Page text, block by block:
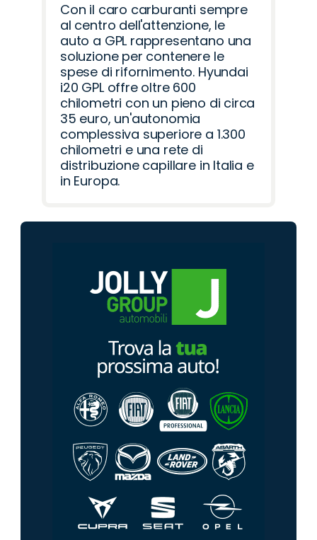
Con il caro carburanti sempre
al centro dell'attenzione, le
auto a GPL rappresentano una
soluzione per contenere le
spese di rifornimento. Hyundai
i20 GPL offre oltre 600
chilometri con un pieno di circa
35 euro, un'autonomia
complessiva superiore a 1.300
chilometri e una rete di
distribuzione capillare in Italia e
in Europa.